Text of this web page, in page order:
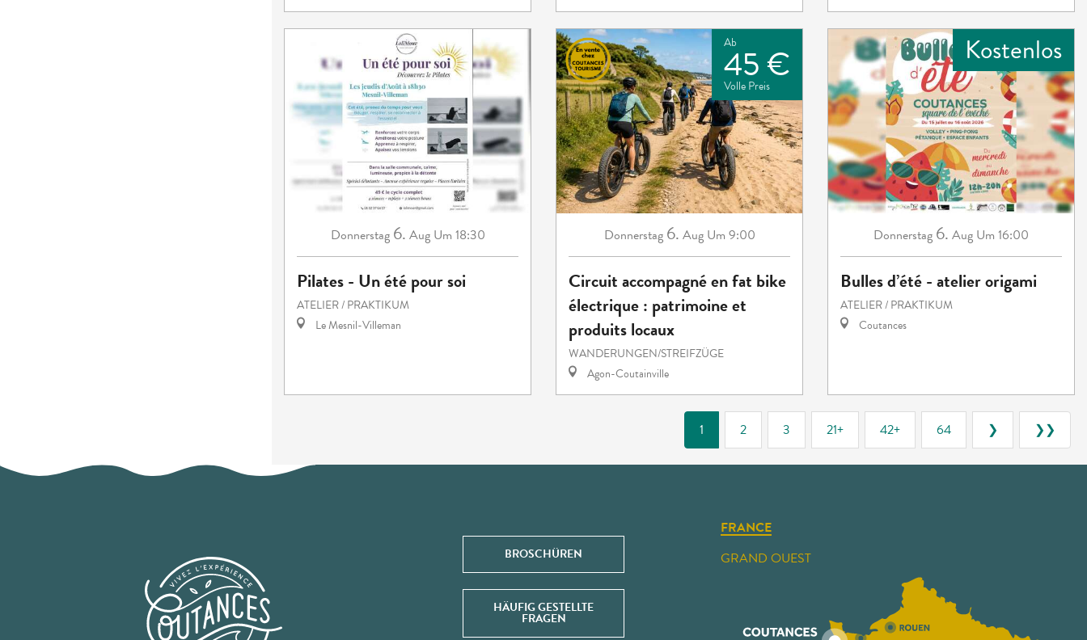
Donnerstag 6. Aug Um 18:30
Pilates - Un été pour soi
ATELIER / PRAKTIKUM
Le Mesnil-Villeman
Ab
45 €
Volle Preis
Donnerstag 6. Aug Um 9:00
Circuit accompagné en fat bike
électrique : patrimoine et
produits locaux
WANDERUNGEN/STREIFZÜGE
Agon-Coutainville
Kostenlos
Donnerstag 6. Aug Um 16:00
Bulles d’été - atelier origami
ATELIER / PRAKTIKUM
Coutances
1 2 3 21+ 42+ 64 ❯ ❯❯
BROSCHÜREN
HÄUFIG GESTELLTE
FRAGEN
FRANCE
GRAND OUEST